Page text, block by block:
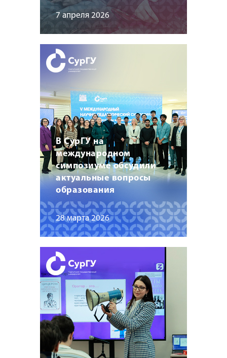
7 апреля 2026
В СурГУ на
международном
симпозиуме обсудили
актуальные вопросы
образования
28 марта 2026